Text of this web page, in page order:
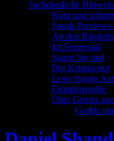
Sachdienliche
Kurz und
Sneak Previews
An den Rändern
Im Seziersaal
Sagen Sie mal
Der Krimiscout
Leser fragen
Fahnderprofile
Über Genres
Gothic